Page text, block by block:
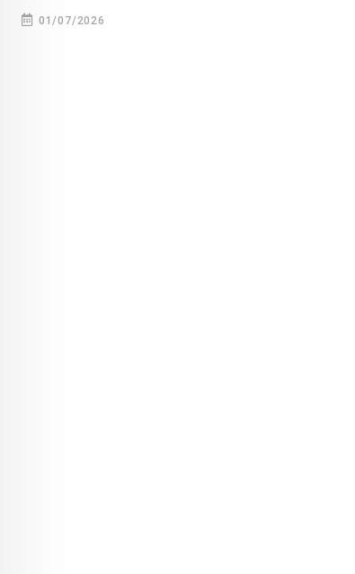
01/07/2026